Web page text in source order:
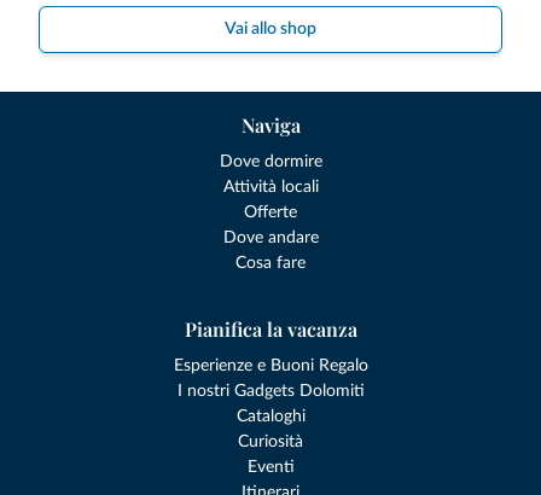
Vai allo shop
Naviga
Dove dormire
Attività locali
Offerte
Dove andare
Cosa fare
Pianifica la vacanza
Esperienze e Buoni Regalo
I nostri Gadgets Dolomiti
Cataloghi
Curiosità
Eventi